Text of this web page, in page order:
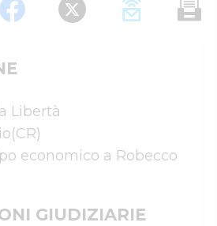
Libertà
economico a Robecco
GIUDIZIARIE